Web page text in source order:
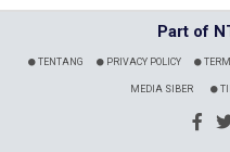
Part of
TENTANG PRIVACY POLICY
MEDIA SIBER